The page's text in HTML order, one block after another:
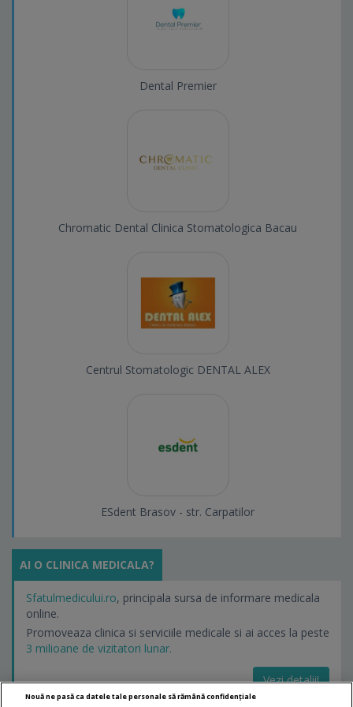
Dental Premier
Chromatic Dental Clinica Stomatologica Bacau
Centrul Stomatologic DENTAL ALEX
ESdent Brasov - str. Carpatilor
AI O CLINICA MEDICALA?
Sfatulmedicului.ro, principala sursa de informare medicala
online.
Promoveaza clinica si serviciile medicale si ai acces la peste
3 milioane de vizitatori lunar.
Vezi detalii!
Nouă ne pasă ca datele tale personale să rămână confidențiale